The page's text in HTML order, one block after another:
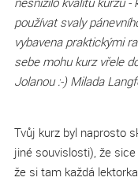
používat svaly
vybavena praktickými
sebe mohu kurz vřele
Jolanou :-) Milada
Tvůj kurz byl naprosto
jiné souvislosti), že
že si tam každá